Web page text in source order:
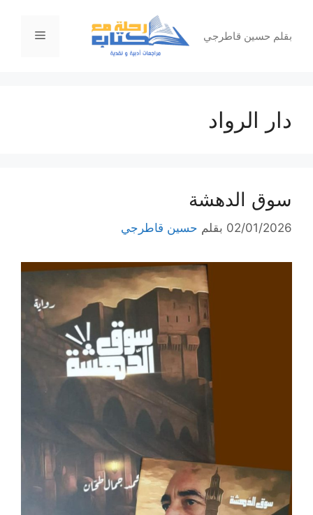
المحتوىبقلم حسين قاطرجي القائمة
دار الرواد
سوق الدهشة
02/01/2026 بقلم حسين قاطرجي